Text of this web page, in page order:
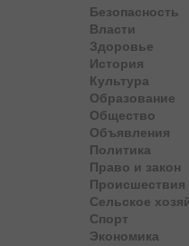
Безопасность
Власти
Здоровье
История
Культура
Образование
Общество
Объявления
Политика
Право и закон
Происшествия
Сельское
Спорт
Экономика